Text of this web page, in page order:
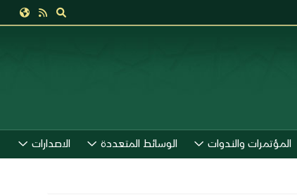
المؤتمرات والندوات الوسائط المتعددة الاصدارات